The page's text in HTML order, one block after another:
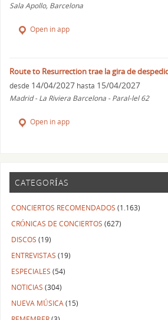
Sala Apollo, Barcelona
Open in app
Route to Resurrection trae la gira de
desde 14/04/2027 hasta 15/04/2027
Madrid - La Riviera Barcelona - Paral-lel 62
Open in app
CATEGORÍAS
CONCIERTOS RECOMENDADOS (1.163)
CRÓNICAS DE CONCIERTOS (627)
DISCOS (19)
ENTREVISTAS (19)
ESPECIALES (54)
NOTICIAS (304)
NUEVA MÚSICA(15)